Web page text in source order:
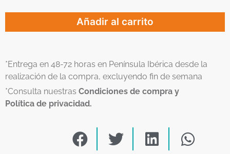
Añadir al carrito
*Entrega en 48-72 horas en Península Ibérica desde la
realización de la compra, excluyendo fin de semana
*Consulta nuestras Condiciones de compra y
Política de privacidad.